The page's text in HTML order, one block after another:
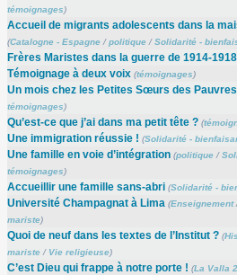
témoignages)
Accueil de migrants adolescents dans la
(Catalogne - Espagne/politique/Solidarité -
Frères Maristes dans la guerre de 1914-1918
Témoignage à deux voix (témoignages)
Un mois chez les Petites Sœurs des Pauvres
témoignages)
Qu’est-ce que j’ai dans ma petit tête ? (
Une immigration réussie ! (Solidarité -
Une famille en voie d’intégration (politique/
témoignages)
Accueillir une famille sans-abri (Solidarité -
Université Champagnat à Lima (Enseignement
mariste)
Quoi de neuf dans les textes de l’Institut ? (
mariste/ Vie religieuse)
C’est Dieu qui frappe à notre porte ! (La Valla